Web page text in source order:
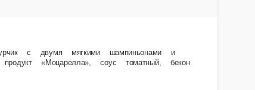
В общем, в этой пицце всё самое лучшее! Состав Тесто